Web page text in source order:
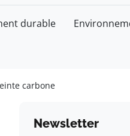
durable
carbone
Newsletter